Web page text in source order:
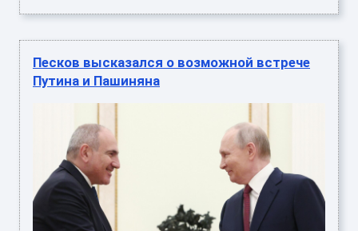
Песков высказался о возможной встрече
Путина и Пашиняна